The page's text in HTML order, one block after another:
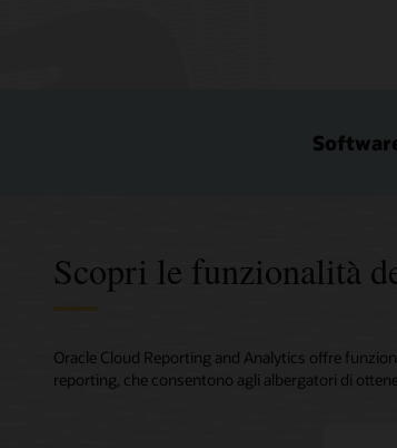
Scopri le funzionalità
Oracle Cloud Reporting and Analytics offre
reporting, che consentono agli albergatori di